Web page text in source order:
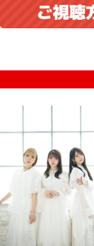
...
8月 4
4 0